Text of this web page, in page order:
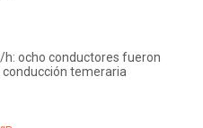
h: ocho conductores fueron
temeraria